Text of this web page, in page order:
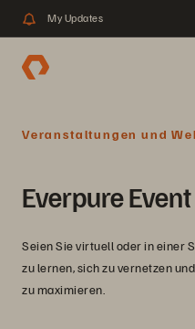
My Updates
Veranstaltungen und
Everpure
Seien Sie virtuell oder in einer
zu lernen, sich zu vernetzen
zu maximieren.